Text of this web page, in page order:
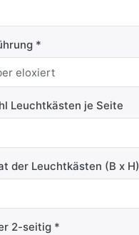
Leuchtkästen je Seite
der Leuchtkästen (B x H)
2-seitig